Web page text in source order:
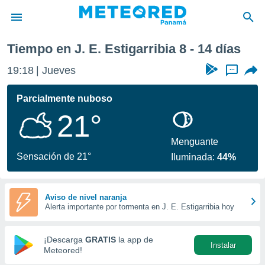
de
ha
que se
calidad.
a este
las
y
forma
digital
basada
Tiempo en J. E. Estigarribia 8 - 14 días
19:18 Jueves ...
Parcialmente nuboso
21°
Sensación de 21°
Menguante
Iluminada:44%
Aviso de nivel naranja
Alerta importante por tormenta en J. E. Estigarribia hoy
¡Descarga GRATIS la app de
Meteored!
Instalar